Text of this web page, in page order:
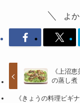
よ
《上沼
の蒸し煮
《きょうの料理ビギ